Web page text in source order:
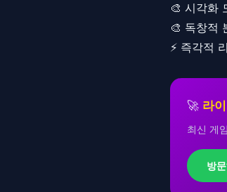
🎨 시각화
🎨 독창적
⚡ 즉각적
🚀 라
최신 게
방